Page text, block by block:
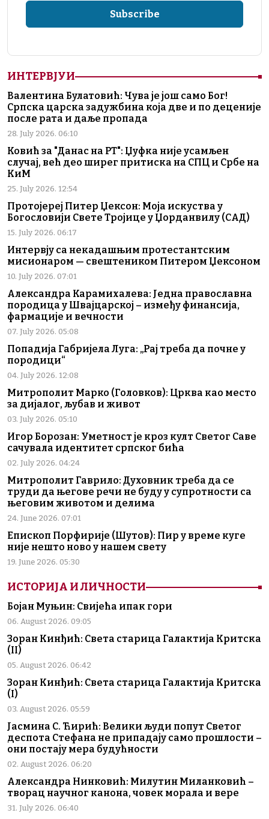
ИНТЕРВЈУИ
Валентина Булатовић: Чува је још само Бог!
Српска царска задужбина која две и по деценије
после рата и даље пропада
28. July 2026. 06:10
Ковић за "Данас на РТ": Џуфка није усамљен
случај, већ део ширег притиска на СПЦ и Србе на
КиМ
25. July 2026. 12:54
Протојереј Питер Џексон: Моја искуства у
Богословији Свете Тројице у Џорданвилу (САД)
15. July 2026. 06:17
Интервју са некадашњим протестантским
мисионаром — свештеником Питером Џексоном
10. July 2026. 07:01
Александра Карамихалева: Једна православна
породица у Швајцарској – између финансија,
фармације и вечности
07. July 2026. 05:08
Попадија Габријела Луга: „Рај треба да почне у
породици“
04. July 2026. 12:08
Митрополит Марко (Головков): Црква као место
за дијалог, љубав и живот
03. July 2026. 05:10
Игор Борозан: Уметност је кроз култ Светог Саве
сачувала идентитет српског бића
02. July 2026. 04:24
Митрополит Гаврило: Духовник треба да се
труди да његове речи не буду у супротности са
његовим животом и делима
24. June 2026. 07:01
Епископ Порфирије (Шутов): Пир у време куге
није нешто ново у нашем свету
19. June 2026. 05:30
ИСТОРИЈА И ЛИЧНОСТИ
Бојан Муњин: Свијећа ипак гори
06. August 2026. 09:05
Зоран Кинђић: Света старица Галактија Критска
(II)
05. August 2026. 06:42
Зоран Кинђић: Света старица Галактија Критска
(I)
03. August 2026. 05:59
Јасмина С. Ћирић: Велики људи попут Светог
деспота Стефана не припадају само прошлости –
они постају мера будућности
02. August 2026. 06:20
Александра Нинковић: Милутин Миланковић –
творац научног канона, човек морала и вере
31. July 2026. 06:40